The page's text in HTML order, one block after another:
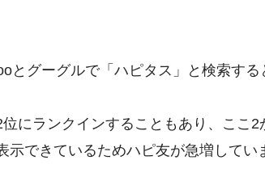
とグーグルで「ハピタス」と検索す
にランクインすることもあり、ここ2
示できているためハピ友が急増してい